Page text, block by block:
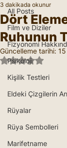
All Posts
Film ve Diziler
Fizyonomi
Psikoloji
Kişilik Testleri
Eldeki Çizgilerin
Rüyalar
Rüya Sembolleri
Marifetname
Dört
Ruhunun
3 dakikada okunur
Güncelleme tarihi:
5 üzerinden